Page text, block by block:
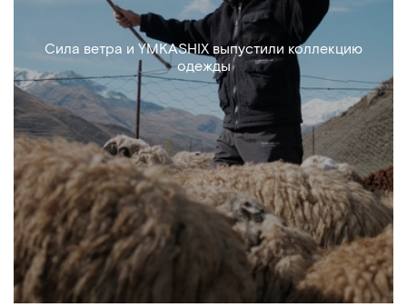
Сила ветра и YMKASHIX выпустили коллекцию
одежды